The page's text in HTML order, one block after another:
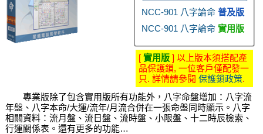
NCC-901 八字論命普及版
NCC-901 八字論命實用版
[實用版 ] 以上版本須搭配產
品保護鎖, 一位客戶僅配發一
只. 詳情請參閱保護鎖政策.
專業版除了包含實用版所有功能外，八字命盤增加：八字流
年盤、八字本命/大運/流年/月流合併在一張命盤同時顯示。八字
相關資料：流月盤、流日盤、流時盤、小限盤、十二時辰檢索、
行運關係表。還有更多的功能…